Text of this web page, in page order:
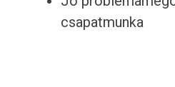
csapatmunka